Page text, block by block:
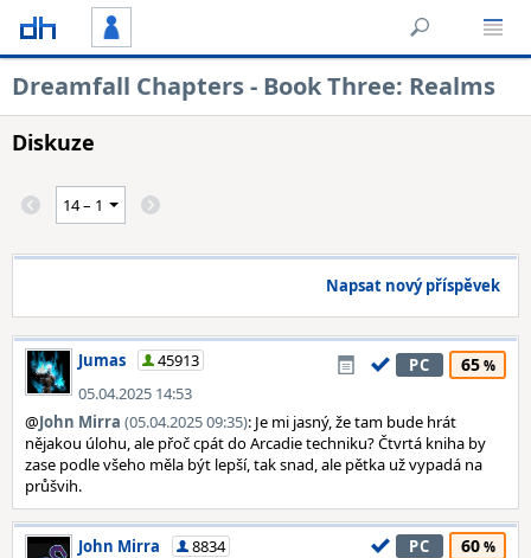
Dreamfall Chapters - Book Three: Realms
Diskuze
Napsat nový příspěvek
Jumas
45913
05.04.2025 14:53
PC 65
@John Mirra (05.04.2025 09:35): Je mi jasný, že tam bude hrát
nějakou úlohu, ale přoč cpát do Arcadie techniku? Čtvrtá kniha by
zase podle všeho měla být lepší, tak snad, ale pětka už vypadá na
průšvih.
John Mirra
8834
PC 60